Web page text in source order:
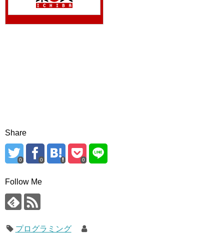
Share
0 0 0
Follow Me
プログラミング